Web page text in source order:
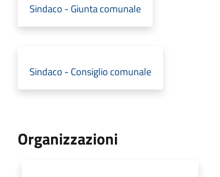
Sindaco - Giunta comunale
Sindaco - Consiglio comunale
Organizzazioni